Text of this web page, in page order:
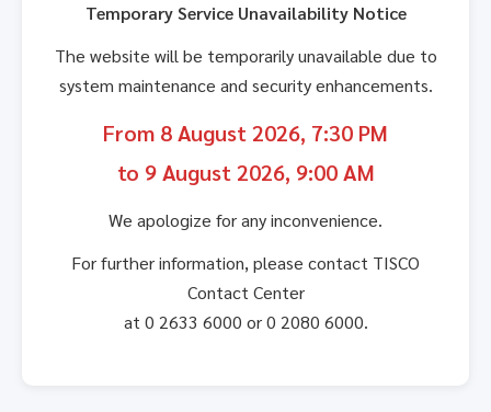
Temporary Service Unavailability Notice
The website will be temporarily unavailable due to
system maintenance and security enhancements.
From 8 August 2026, 7:30 PM
to 9 August 2026, 9:00 AM
We apologize for any inconvenience.
For further information, please contact TISCO
Contact Center
at 0 2633 6000 or 0 2080 6000.